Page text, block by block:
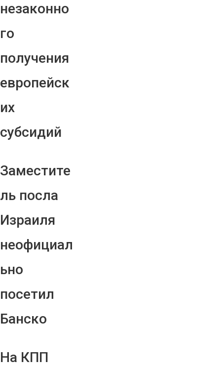
незаконно
го
получения
европейск
их
субсидий
Заместите
ль посла
Израиля
неофициал
ьно
посетил
Банско
На КПП